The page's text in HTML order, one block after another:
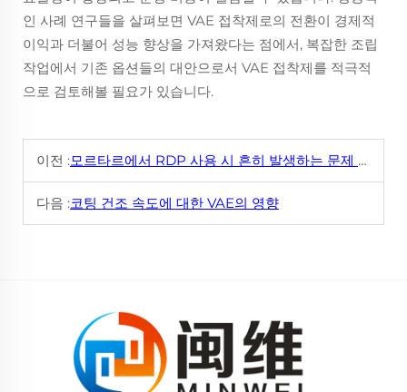
인 사례 연구들을 살펴보면 VAE 접착제로의 전환이 경제적
이익과 더불어 성능 향상을 가져왔다는 점에서, 복잡한 조립
작업에서 기존 옵션들의 대안으로서 VAE 접착제를 적극적
으로 검토해볼 필요가 있습니다.
이전 :모르타르에서 RDP 사용 시 흔히 발생하는 문제 해결
다음 :코팅 건조 속도에 대한 VAE의 영향